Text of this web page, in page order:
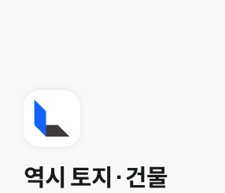
역시 토지·건물